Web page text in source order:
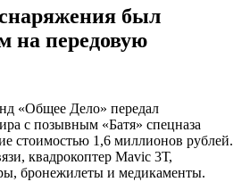
был
на передовую
«Общее Дело» передал
с позывным «Батя» спецназа
стоимостью 1,6 миллионов рублей.
квадрокоптер Mavic 3Т,
бронежилеты и медикаменты.